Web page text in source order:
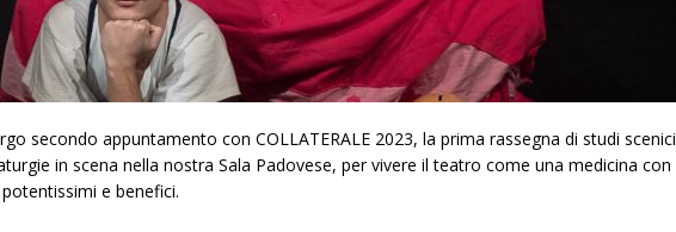
secondo appuntamento con COLLATERALE 2023, la prima rassegna di studi scenici
in scena nella nostra Sala Padovese, per vivere il teatro come una medicina con
e benefici.